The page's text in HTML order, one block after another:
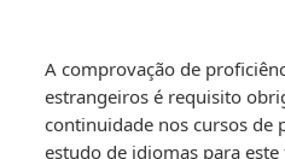
A comprovação de
estrangeiros é requisito
continuidade nos cursos de
estudo de idiomas para este